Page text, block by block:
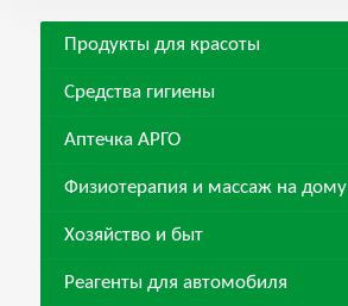
Продукты для красоты
Средства гигиены
Аптечка АРГО
Физиотерапия и массаж на дому
Хозяйство и быт
Реагенты для автомобиля